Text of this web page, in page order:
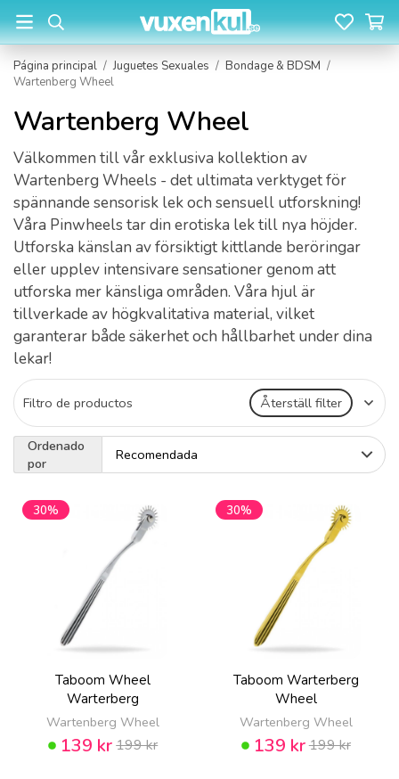
Página principal / Juguetes Sexuales / Bondage & BDSM /
Wartenberg Wheel
Wartenberg Wheel
Välkommen till vår exklusiva kollektion av
Wartenberg Wheels - det ultimata verktyget för
spännande sensorisk lek och sensuell utforskning!
Våra Pinwheels tar din erotiska lek till nya höjder.
Utforska känslan av försiktigt kittlande beröringar
eller upplev intensivare sensationer genom att
utforska mer känsliga områden. Våra hjul är
tillverkade av högkvalitativa material, vilket
garanterar både säkerhet och hållbarhet under dina
lekar!
Filtro de productos Återställ filter
Ordenado
por
30%
Taboom Wheel
Warterberg
Wartenberg Wheel
139 kr199 kr
30%
Taboom Warterberg
Wheel
Wartenberg Wheel
139 kr199 kr